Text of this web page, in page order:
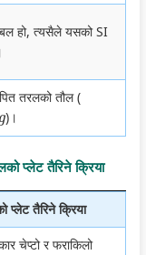
हो, त्यसैले यसको SI
तरलको तौल (
)।
प्लेट तैरिने क्रिया
प्लेट तैरिने क्रिया
चेप्टो र फराकिलो